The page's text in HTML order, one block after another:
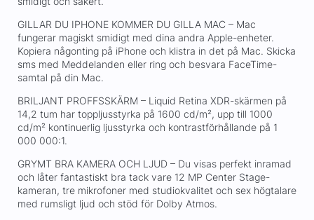
GILLAR DU IPHONE KOMMER DU GILLA MAC – Mac
fungerar magiskt smidigt med dina andra Apple-enheter.
Kopiera någonting på iPhone och klistra in det på Mac. Skicka
sms med Meddelanden eller ring och besvara FaceTime-
samtal på din Mac.
BRILJANT PROFFSSKÄRM – Liquid Retina XDR-skärmen på
14,2 tum har toppljusstyrka på 1600 cd/m², upp till 1000
cd/m² kontinuerlig ljusstyrka och kontrastförhållande på 1
000 000:1.
GRYMT BRA KAMERA OCH LJUD – Du visas perfekt inramad
och låter fantastiskt bra tack vare 12 MP Center Stage-
kameran, tre mikrofoner med studiokvalitet och sex högtalare
med rumsligt ljud och stöd för Dolby Atmos.